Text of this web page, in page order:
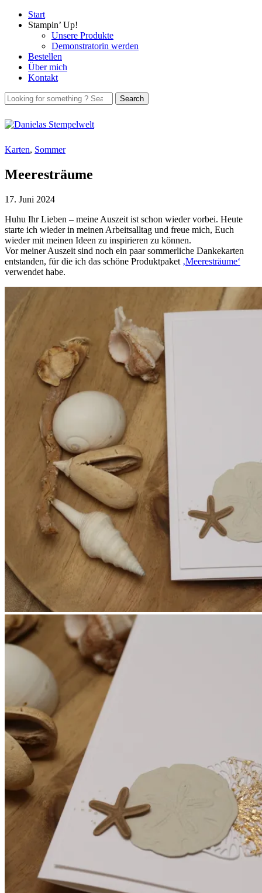
Start
Stampin’ Up!
Unsere Produkte
Demonstratorin werden
Bestellen
Über mich
Kontakt
Karten, Sommer
Meeresträume
17. Juni 2024
Huhu Ihr Lieben – meine Auszeit ist schon wieder vorbei. Heute
starte ich wieder in meinen Arbeitsalltag und freue mich, Euch
wieder mit meinen Ideen zu inspirieren zu können.
Vor meiner Auszeit sind noch ein paar sommerliche Dankekarten
entstanden, für die ich das schöne Produktpaket ‚Meeresträume‘
verwendet habe.